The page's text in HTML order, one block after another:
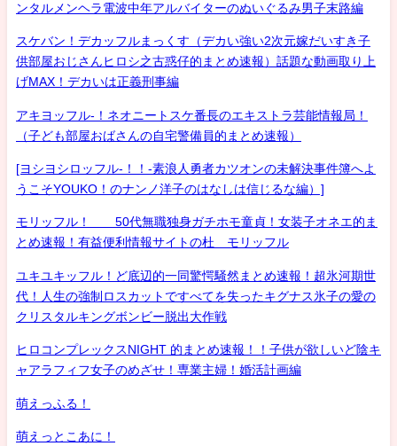
ンタルメンヘラ電波中年アルバイターのぬいぐるみ男子末路編
スケバン！デカッフルまっくす（デカい強い2次元嫁だいすき子
供部屋おじさんヒロシ之古惑仔的まとめ速報）話題な動画取り上
げMAX！デカいは正義刑事編
アキヨッフル-！ネオニートスケ番長のエキストラ芸能情報局！
（子ども部屋おばさんの自宅警備員的まとめ速報）
[ヨシヨシロッフル-！！-素浪人勇者カツオンの未解決事件簿へよ
うこそYOUKO！のナンノ洋子のはなしは信じるな編）]
モリッフル！ 50代無職独身ガチホモ童貞！女装子オネエ的ま
とめ速報！有益便利情報サイトの杜 モリッフル
ユキユキッフル！ど底辺的一同驚愕騒然まとめ速報！超氷河期世
代！人生の強制ロスカットですべてを失ったキグナス氷子の愛の
クリスタルキングボンビー脱出大作戦
ヒロコンプレックスNIGHT 的まとめ速報！！子供が欲しいど陰キ
ャアラフィフ女子のめざせ！専業主婦！婚活計画編
萌えっふる！
萌えっとこあに！